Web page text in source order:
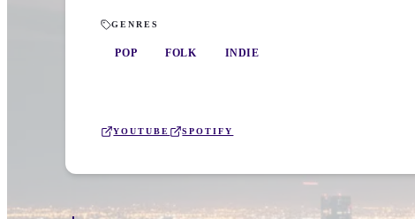
GENRES
POP FOLK INDIE
YOUTUBE SPOTIFY